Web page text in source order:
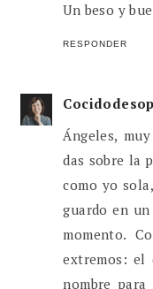
Un beso y
RESPONDER
Ángeles,
das sobre la
como yo
guardo en
momento.
extremos: el
nombre